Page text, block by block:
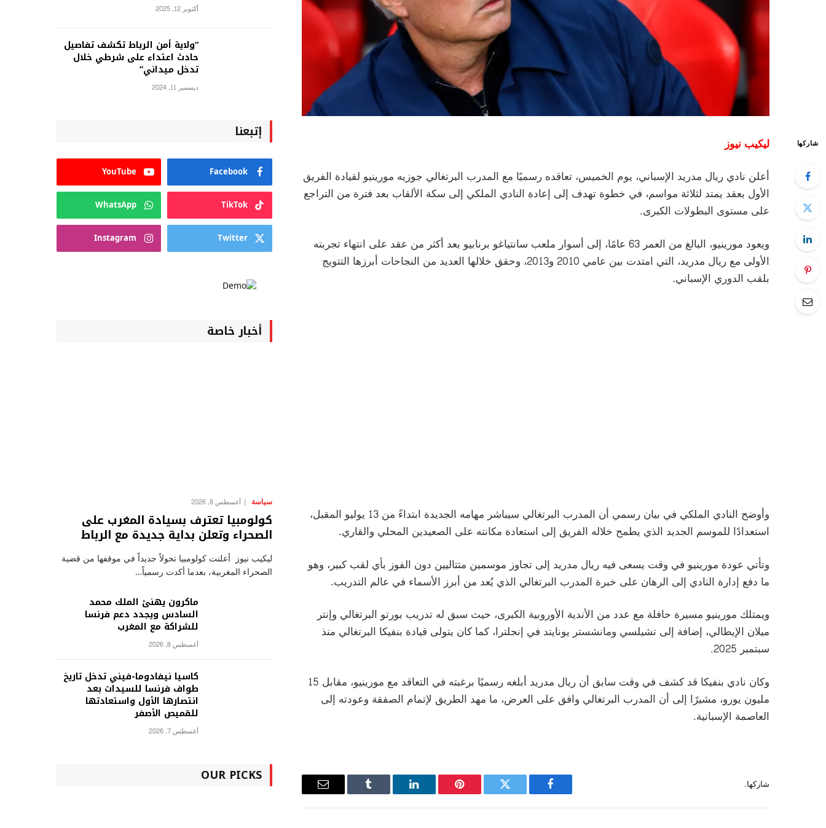
شاركها
ليكيب نيوز
أعلن نادي ريال مدريد الإسباني، يوم الخميس، تعاقده رسميًا مع المدرب البرتغالي جوزيه مورينيو لقيادة الفريق
الأول بعقد يمتد لثلاثة مواسم، في خطوة تهدف إلى إعادة النادي الملكي إلى سكة الألقاب بعد فترة من التراجع
على مستوى البطولات الكبرى.
ويعود مورينيو، البالغ من العمر 63 عامًا، إلى أسوار ملعب سانتياغو برنابيو بعد أكثر من عقد على انتهاء تجربته
الأولى مع ريال مدريد، التي امتدت بين عامي 2010 و2013، وحقق خلالها العديد من النجاحات أبرزها التتويج
بلقب الدوري الإسباني.
وأوضح النادي الملكي في بيان رسمي أن المدرب البرتغالي سيباشر مهامه الجديدة ابتداءً من 13 يوليو المقبل،
استعدادًا للموسم الجديد الذي يطمح خلاله الفريق إلى استعادة مكانته على الصعيدين المحلي والقاري.
وتأتي عودة مورينيو في وقت يسعى فيه ريال مدريد إلى تجاوز موسمين متتاليين دون الفوز بأي لقب كبير، وهو
ما دفع إدارة النادي إلى الرهان على خبرة المدرب البرتغالي الذي يُعد من أبرز الأسماء في عالم التدريب.
ويمتلك مورينيو مسيرة حافلة مع عدد من الأندية الأوروبية الكبرى، حيث سبق له تدريب بورتو البرتغالي وإنتر
ميلان الإيطالي، إضافة إلى تشيلسي ومانشستر يونايتد في إنجلترا، كما كان يتولى قيادة بنفيكا البرتغالي منذ
سبتمبر 2025.
وكان نادي بنفيكا قد كشف في وقت سابق أن ريال مدريد أبلغه رسميًا برغبته في التعاقد مع مورينيو، مقابل 15
مليون يورو، مشيرًا إلى أن المدرب البرتغالي وافق على العرض، ما مهد الطريق لإتمام الصفقة وعودته إلى
العاصمة الإسبانية.
شاركها.
فيسبوك تويتر بينتيريستلينكدإن Tumblr
البريد
أكتوبر 12, 2025
“ولاية أمن الرباط تكشف تفاصيل
حادث اعتداء على شرطي خلال
تدخل ميداني”
ديسمبر 11, 2024
إتبعنا
Facebook
YouTube
TikTok
WhatsApp
Twitter
Instagram
أخبار خاصة
سياسة أغسطس 8, 2026
كولومبيا تعترف بسيادة المغرب على
الصحراء وتعلن بداية جديدة مع الرباط
ليكيب نيوز أعلنت كولومبيا تحولاً جديداً في موقفها من قضية
الصحراء المغربية، بعدما أكدت رسمياً…
ماكرون يهنئ الملك محمد
السادس ويجدد دعم فرنسا
للشراكة مع المغرب
أغسطس 8, 2026
كاسيا نيفادوما-فيني تدخل تاريخ
طواف فرنسا للسيدات بعد
انتصارها الأول واستعادتها
للقميص الأصفر
أغسطس 7, 2026
OUR PICKS